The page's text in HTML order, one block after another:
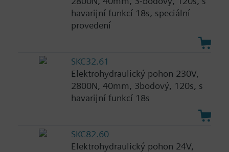
havarijní funkcí 18s, speciální
provedení
SKC32.61
Elektrohydraulický pohon 230V,
2800N, 40mm, 3bodový, 120s, s
havarijní funkcí 18s
SKC82.60
Elektrohydraulický pohon 24V,